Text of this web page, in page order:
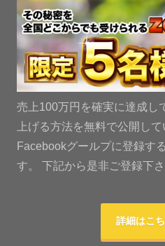
売上100万円を確実に達成し
上げる方法を無料で公開し
Facebookグールプに登録す
す。 下記から是非ご登録下
詳細はこ